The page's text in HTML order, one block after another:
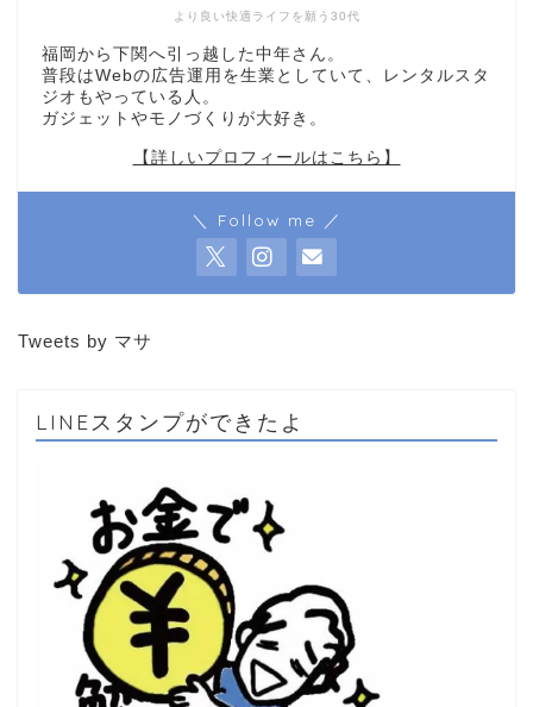
より良い快適ライフを願う30代
福岡から下関へ引っ越した中年さん。
普段はWebの広告運用を生業としていて、レンタルスタ
ジオもやっている人。
ガジェットやモノづくりが大好き。
【詳しいプロフィールはこちら】
＼ Follow me ／
Tweets by マサ
LINEスタンプができたよ